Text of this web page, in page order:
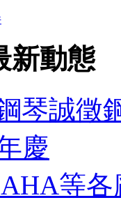
新動態
琴誠徵
慶
等各